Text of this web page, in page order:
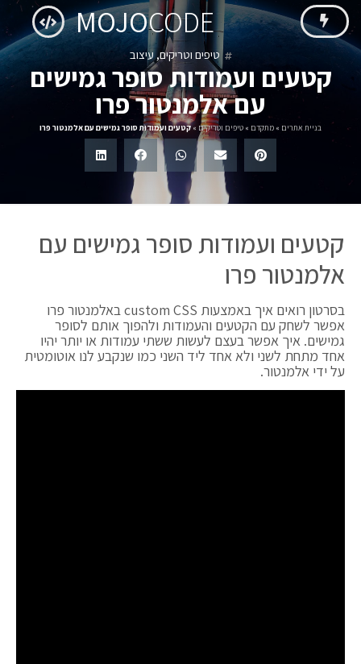
MOJOCODE
טיפים וטריקים,עיצוב
קטעים ועמודות סופר גמישים
עם אלמנטור פרו
בניית אתרים » מתקדם » טיפים וטריקים »קטעים ועמודות סופר גמישים עם אלמנטור פרו
קטעים ועמודות סופר גמישים עם
אלמנטור פרו
בסרטון רואים איך באמצעות custom CSS באלמנטור פרו
אפשר לשחק עם הקטעים והעמודות ולהפוך אותם לסופר
גמישים. איך אפשר בעצם לעשות ששתי עמודות או יותר יהיו
אחד מתחת לשני ולא אחד ליד השני כמו שנקבע לנו אוטומטית
על ידי אלמנטור.